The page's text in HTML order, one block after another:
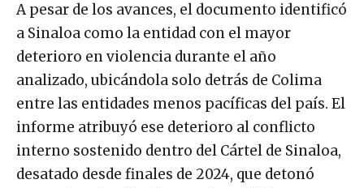
A pesar de los avances, el documento identificó
a Sinaloa como la entidad con el mayor
deterioro en violencia durante el año
analizado, ubicándola solo detrás de Colima
entre las entidades menos pacíficas del país. El
informe atribuyó ese deterioro al conflicto
interno sostenido dentro del Cártel de Sinaloa,
desatado desde finales de 2024, que detonó